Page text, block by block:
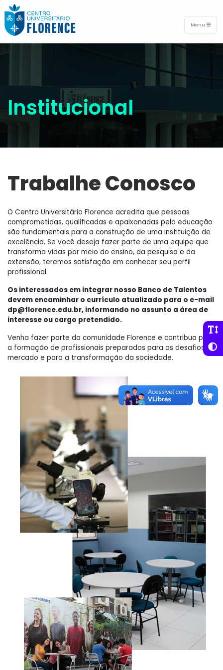
Menu
Institucional
Trabalhe Conosco
O Centro Universitário Florence acredita que pessoas
comprometidas, qualificadas e apaixonadas pela educação
são fundamentais para a construção de uma instituição de
excelência. Se você deseja fazer parte de uma equipe que
transforma vidas por meio do ensino, da pesquisa e da
extensão, teremos satisfação em conhecer seu perfil
profissional.
Os interessados em integrar nosso Banco de Talentos
devem encaminhar o currículo atualizado para o e-mail
dp@florence.edu.br, informando no assunto a área de
interesse ou cargo pretendido.
Venha fazer parte da comunidade Florence e contribua para
a formação de profissionais preparados para os desafios do
mercado e para a transformação da sociedade.